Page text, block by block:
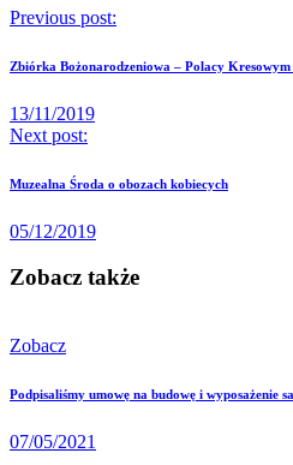
Previous post:
Zbiórka Bożonarodzeniowa – Polacy
13/11/2019
Next post:
Muzealna Środa o obozach kobiecych
05/12/2019
Zobacz także
Zobacz
Podpisaliśmy umowę na budowę i wyposażenie
07/05/2021